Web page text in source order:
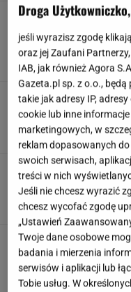
przez
wielkiej
SUBSKRYPCJA
MATERIAŁ
który
Rekord
trafia
Droga
jeśli wyrazisz zgodę
oraz jej Zaufani
IAB, jak również Agora
Gazeta.pl sp. z o.o.,
takie jak adresy IP,
cookie lub inne
marketingowych, w
reklam dopasowanych
swoich serwisach,
treści w nich
Jeśli nie chcesz wyrazić
chcesz wycofać zgodę
„Ustawień
Twoje dane osobowe
badania i mierzenia
serwisów i aplikacji lub
Tobie usług. W